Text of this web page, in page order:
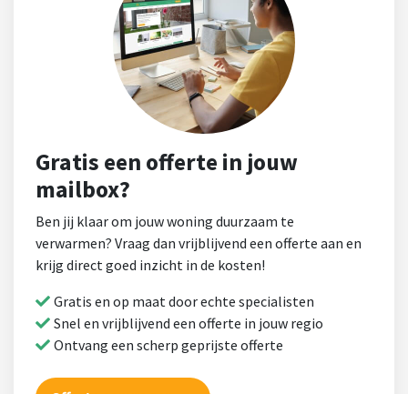
Gratis een offerte in jouw
mailbox?
Ben jij klaar om jouw woning duurzaam te
verwarmen? Vraag dan vrijblijvend een offerte aan en
krijg direct goed inzicht in de kosten!
Gratis en op maat door echte specialisten
Snel en vrijblijvend een offerte in jouw regio
Ontvang een scherp geprijste offerte